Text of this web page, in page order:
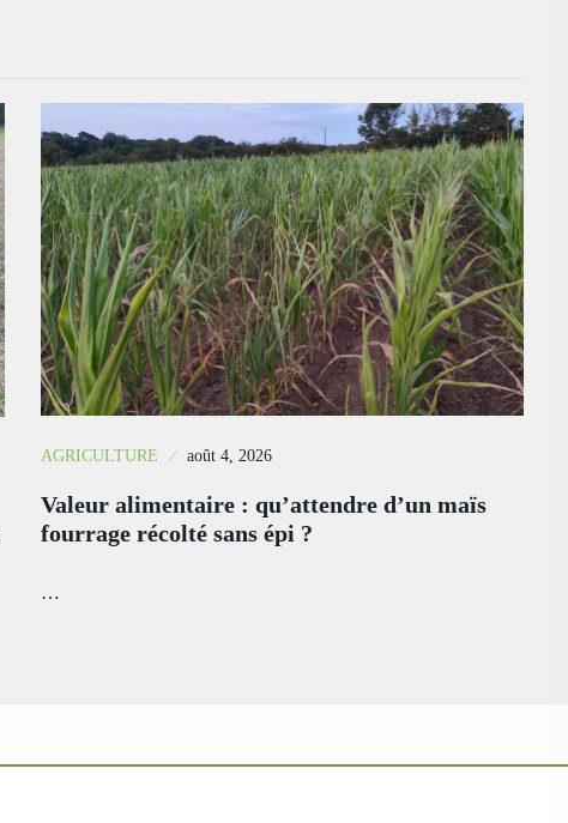
AGRICULTURE août 4, 2026
Valeur alimentaire : qu’attendre d’un maïs
fourrage récolté sans épi ?
…